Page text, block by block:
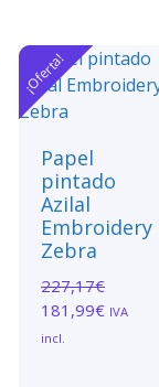
¡Oferta!
Papel
pintado
Azilal
Embroidery
Zebra
227,17€
181,99€ IVA
incl.